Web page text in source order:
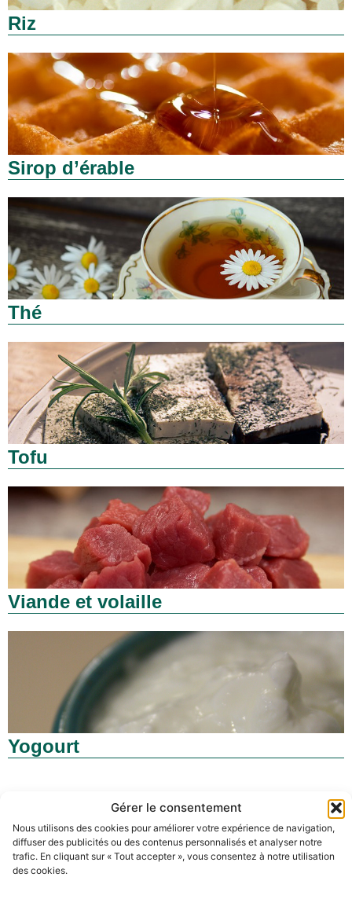
Gérer le consentement
Nous utilisons des cookies pour améliorer votre expérience de navigation,
diffuser des publicités ou des contenus personnalisés et analyser notre
trafic. En cliquant sur « Tout accepter », vous consentez à notre utilisation
des cookies.
Riz
Sirop d’érable
Thé
Tofu
Viande et volaille
Yogourt